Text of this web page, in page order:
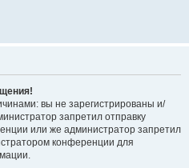
вы не зарегистрированы и/
запретил отправку
или же администратор запретил
конференции для